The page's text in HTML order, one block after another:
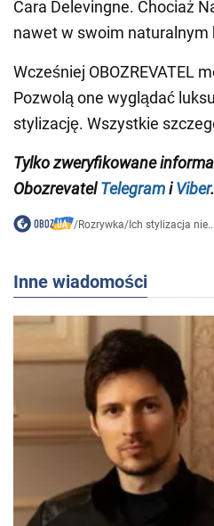
Cara Delevingne. Chociaż
nawet w swoim naturalnym
Wcześniej OBOZREVATEL
Pozwolą one wyglądać
stylizację. Wszystkie
Tylko zweryfikowane
ObozrevatelTelegramiViber
/Rozrywka/Ich stylizacja nie...
Inne wiadomości